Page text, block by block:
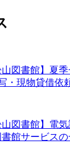
山図書館】夏
・現物貸借依
山図書館】電
館サービス